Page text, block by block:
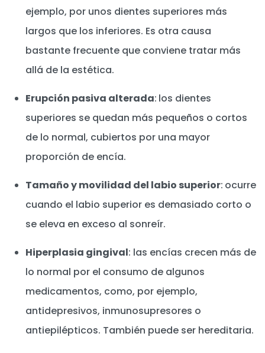
ejemplo, por unos dientes superiores más
largos que los inferiores. Es otra causa
bastante frecuente que conviene tratar más
allá de la estética.
Erupción pasiva alterada: los dientes
superiores se quedan más pequeños o cortos
de lo normal, cubiertos por una mayor
proporción de encía.
Tamaño y movilidad del labio superior: ocurre
cuando el labio superior es demasiado corto o
se eleva en exceso al sonreír.
Hiperplasia gingival: las encías crecen más de
lo normal por el consumo de algunos
medicamentos, como, por ejemplo,
antidepresivos, inmunosupresores o
antiepilépticos. También puede ser hereditaria.